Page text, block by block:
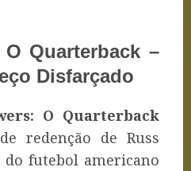
Quarterback –
Disfarçado
O Quarterback
redenção de Russ
futebol americano